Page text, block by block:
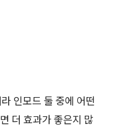
인모드 둘 중에 어떤
더 효과가 좋은지 많